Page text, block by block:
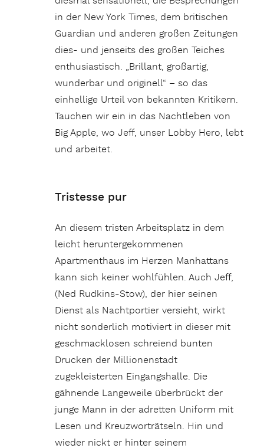
in der New York Times, dem britischen
Guardian und anderen großen Zeitungen
dies- und jenseits des großen Teiches
enthusiastisch. „Brillant, großartig,
wunderbar und originell“ – so das
einhellige Urteil von bekannten Kritikern.
Tauchen wir ein in das Nachtleben von
Big Apple, wo Jeff, unser Lobby Hero, lebt
und arbeitet.
Tristesse pur
An diesem tristen Arbeitsplatz in dem
leicht heruntergekommenen
Apartmenthaus im Herzen Manhattans
kann sich keiner wohlfühlen. Auch Jeff,
(Ned Rudkins-Stow), der hier seinen
Dienst als Nachtportier versieht, wirkt
nicht sonderlich motiviert in dieser mit
geschmacklosen schreiend bunten
Drucken der Millionenstadt
zugekleisterten Eingangshalle. Die
gähnende Langeweile überbrückt der
junge Mann in der adretten Uniform mit
Lesen und Kreuzworträtseln. Hin und
wieder nickt er hinter seinem